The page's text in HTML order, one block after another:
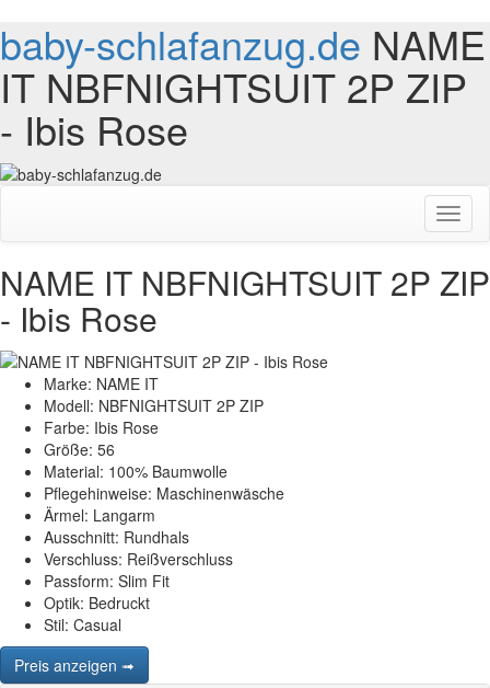
baby-schlafanzug.de NAME
IT NBFNIGHTSUIT 2P ZIP
- Ibis Rose
NAME IT NBFNIGHTSUIT 2P ZIP
- Ibis Rose
Marke: NAME IT
Modell: NBFNIGHTSUIT 2P ZIP
Farbe: Ibis Rose
Größe: 56
Material: 100% Baumwolle
Pflegehinweise: Maschinenwäsche
Ärmel: Langarm
Ausschnitt: Rundhals
Verschluss: Reißverschluss
Passform: Slim Fit
Optik: Bedruckt
Stil: Casual
Preis anzeigen ➟